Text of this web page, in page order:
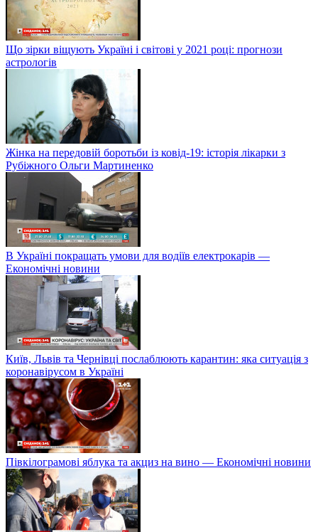
Що зірки віщують Україні і світові у 2021 році: прогнози
астрологів
Жінка на передовій боротьби із ковід-19: історія лікарки з
Рубіжного Ольги Мартиненко
В Україні покращать умови для водіїв електрокарів —
Економічні новини
Київ, Львів та Чернівці послаблюють карантин: яка ситуація з
коронавірусом в Україні
Півкілограмові яблука та акциз на вино — Економічні новини